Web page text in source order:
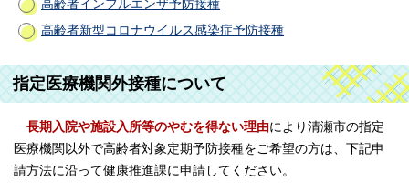
高齢者インフルエンザ予防接種
高齢者新型コロナウイルス感染症予防接種
指定医療機関外接種について
長期入院や施設入所等のやむを得ない理由により清瀬市の指定
医療機関以外で高齢者対象定期予防接種をご希望の方は、下記申
請方法に沿って健康推進課に申請してください。